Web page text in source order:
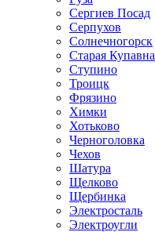
Сергиев Посад
Серпухов
Солнечногорск
Старая Купавна
Ступино
Троицк
Фрязино
Химки
Хотьково
Черноголовка
Чехов
Шатура
Щелково
Щербинка
Электросталь
Электроугли